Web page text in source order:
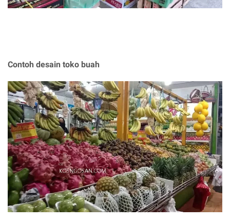
Contoh desain toko buah